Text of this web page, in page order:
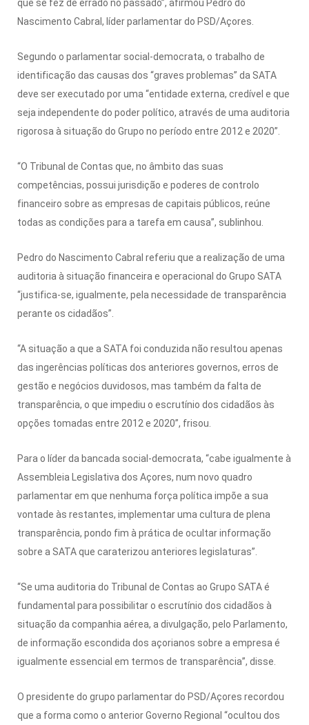
que se fez de errado no passado”, afirmou Pedro do
Nascimento Cabral, líder parlamentar do PSD/Açores.
Segundo o parlamentar social-democrata, o trabalho de
identificação das causas dos “graves problemas” da SATA
deve ser executado por uma “entidade externa, credível e que
seja independente do poder político, através de uma auditoria
rigorosa à situação do Grupo no período entre 2012 e 2020”.
“O Tribunal de Contas que, no âmbito das suas
competências, possui jurisdição e poderes de controlo
financeiro sobre as empresas de capitais públicos, reúne
todas as condições para a tarefa em causa”, sublinhou.
Pedro do Nascimento Cabral referiu que a realização de uma
auditoria à situação financeira e operacional do Grupo SATA
“justifica-se, igualmente, pela necessidade de transparência
perante os cidadãos”.
“A situação a que a SATA foi conduzida não resultou apenas
das ingerências políticas dos anteriores governos, erros de
gestão e negócios duvidosos, mas também da falta de
transparência, o que impediu o escrutínio dos cidadãos às
opções tomadas entre 2012 e 2020”, frisou.
Para o líder da bancada social-democrata, “cabe igualmente à
Assembleia Legislativa dos Açores, num novo quadro
parlamentar em que nenhuma força política impõe a sua
vontade às restantes, implementar uma cultura de plena
transparência, pondo fim à prática de ocultar informação
sobre a SATA que caraterizou anteriores legislaturas”.
“Se uma auditoria do Tribunal de Contas ao Grupo SATA é
fundamental para possibilitar o escrutínio dos cidadãos à
situação da companhia aérea, a divulgação, pelo Parlamento,
de informação escondida dos açorianos sobre a empresa é
igualmente essencial em termos de transparência”, disse.
O presidente do grupo parlamentar do PSD/Açores recordou
que a forma como o anterior Governo Regional “ocultou dos